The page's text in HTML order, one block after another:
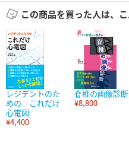
この商品を買った人は、
レジデントのた
めの これだけ
心電図
¥4,400
脊椎の画像診断
¥8,800